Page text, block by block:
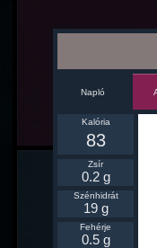
Napló
Kalória
83
Zsír
0.2 g
Szénhidrát
19 g
Fehérje
0.5 g